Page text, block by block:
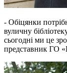
- Обіцянки
вуличну
сьогодні ми це
представник